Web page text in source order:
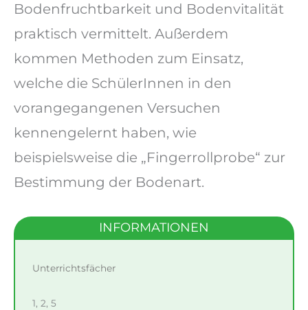
Bodenfruchtbarkeit und Bodenvitalität
praktisch vermittelt. Außerdem
kommen Methoden zum Einsatz,
welche die SchülerInnen in den
vorangegangenen Versuchen
kennengelernt haben, wie
beispielsweise die „Fingerrollprobe“ zur
Bestimmung der Bodenart.
INFORMATIONEN
Unterrichtsfächer
1, 2, 5